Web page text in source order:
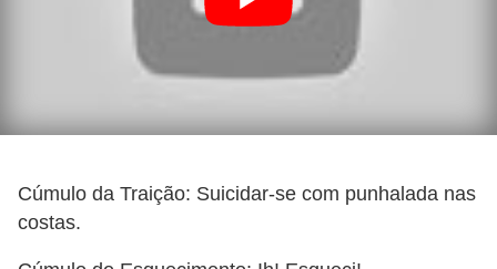
Cúmulo da Traição: Suicidar-se com punhalada nas
costas.